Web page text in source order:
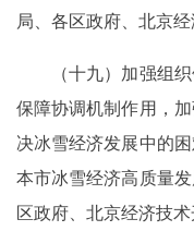
局、各区政府、北京
（十九）加强组织
保障协调机制作用，
决冰雪经济发展中的
本市冰雪经济高质量
区政府、北京经济技术